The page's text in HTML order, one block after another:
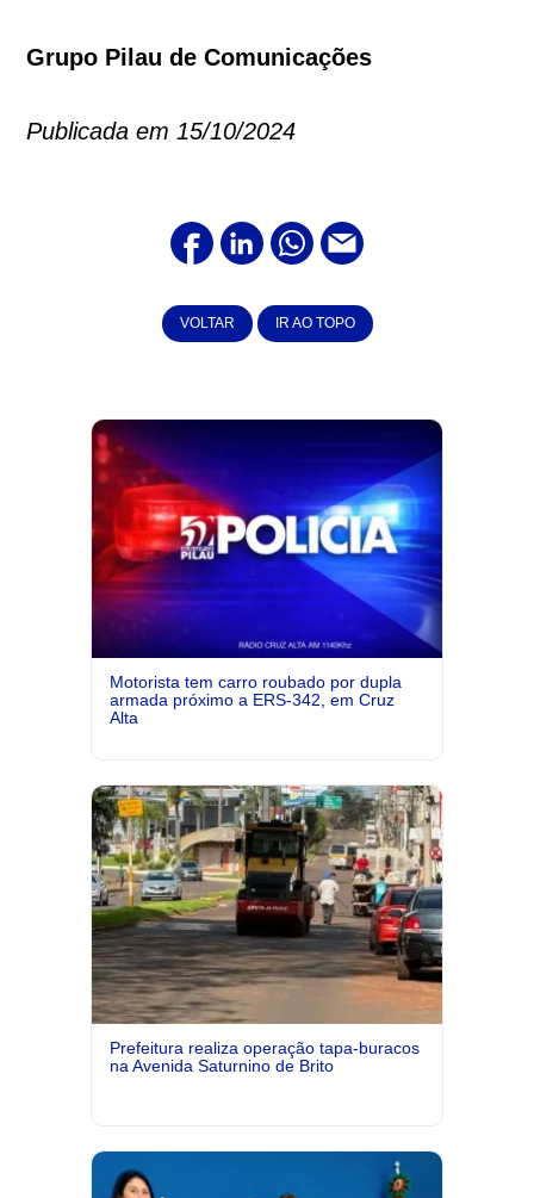
Grupo Pilau de Comunicações
Publicada em 15/10/2024
VOLTAR IR AO TOPO
Motorista tem carro roubado por dupla
armada próximo a ERS-342, em Cruz
Alta
Prefeitura realiza operação tapa-buracos
na Avenida Saturnino de Brito